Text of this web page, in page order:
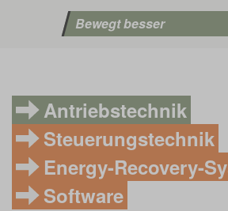
Bewegt besser
Antriebstechnik
Steuerungstechnik
Energy-Recovery-
Software